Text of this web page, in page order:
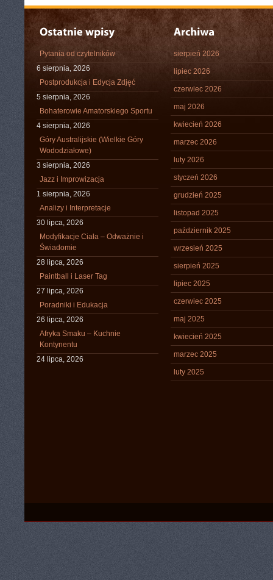
Pytania od czytelników
6 sierpnia, 2026
Postprodukcja i Edycja Zdjęć
5 sierpnia, 2026
Bohaterowie Amatorskiego Sportu
4 sierpnia, 2026
Góry Australijskie (Wielkie Góry
Wododziałowe)
3 sierpnia, 2026
Jazz i Improwizacja
1 sierpnia, 2026
Analizy i Interpretacje
30 lipca, 2026
Modyfikacje Ciała – Odważnie i
Świadomie
28 lipca, 2026
Paintball i Laser Tag
27 lipca, 2026
Poradniki i Edukacja
26 lipca, 2026
Afryka Smaku – Kuchnie
Kontynentu
24 lipca, 2026
sierpień 2026
lipiec 2026
czerwiec 2026
maj 2026
kwiecień 2026
marzec 2026
luty 2026
styczeń 2026
grudzień 2025
listopad 2025
październik 2025
wrzesień 2025
sierpień 2025
lipiec 2025
czerwiec 2025
maj 2025
kwiecień 2025
marzec 2025
luty 2025